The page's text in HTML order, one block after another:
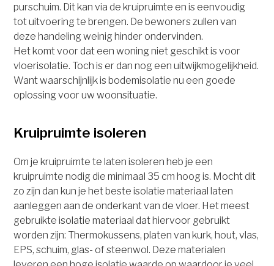
purschuim. Dit kan via de kruipruimte en is eenvoudig
tot uitvoering te brengen. De bewoners zullen van
deze handeling weinig hinder ondervinden.
Het komt voor dat een woning niet geschikt is voor
vloerisolatie. Toch is er dan nog een uitwijkmogelijkheid.
Want waarschijnlijk is bodemisolatie nu een goede
oplossing voor uw woonsituatie.
Kruipruimte isoleren
Om je kruipruimte te laten isoleren heb je een
kruipruimte nodig die minimaal 35 cm hoog is. Mocht dit
zo zijn dan kun je het beste isolatie materiaal laten
aanleggen aan de onderkant van de vloer. Het meest
gebruikte isolatie materiaal dat hiervoor gebruikt
worden zijn: Thermokussens, platen van kurk, hout, vlas,
EPS, schuim, glas- of steenwol. Deze materialen